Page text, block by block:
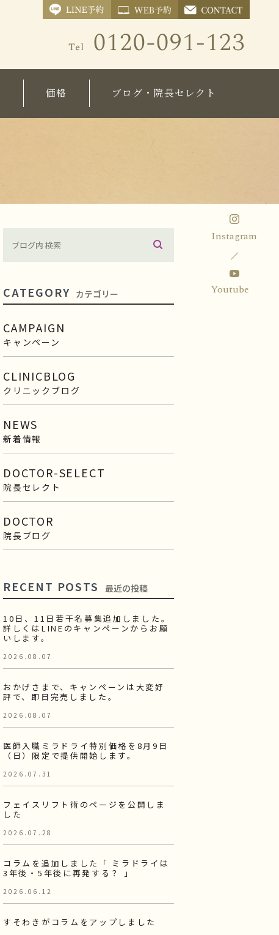
価格 ブログ・院長セレクト
CATEGORY カテゴリー
CAMPAIGN
キャンペーン
CLINICBLOG
クリニックブログ
NEWS
新着情報
DOCTOR-SELECT
院長セレクト
DOCTOR
院長ブログ
RECENT POSTS 最近の投稿
10日、11日若干名募集追加しました。
詳しくはLINEのキャンペーンからお願
いします。
2026.08.07
おかげさまで、キャンペーンは大変好
評で、即日完売しました。
2026.08.07
医師入職ミラドライ特別価格を8月9日
（日）限定で提供開始します。
2026.07.31
フェイスリフト術のページを公開しま
した
2026.07.28
コラムを追加しました「 ミラドライは
3年後・5年後に再発する？ 」
2026.06.12
すそわきがコラムをアップしました
Instagram
Youtube